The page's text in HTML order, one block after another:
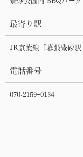
最寄り駅
JR京葉線「幕張豊砂駅
電話番号
070-2159ｰ0134